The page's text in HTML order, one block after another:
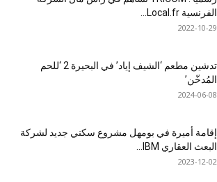
الفرنسية Local.fr...
2022-10-29
تدشين مطعم ‘الشيف إياد’ في البحيرة 2 ‘للحم
المُدخّن’
2024-06-08
إقامة أميرة في بومهل مشروع سكني جديد لشركة
البعث العقاري IBM...
2023-12-02